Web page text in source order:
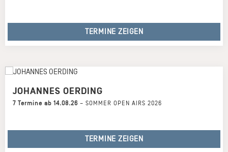
TERMINE ZEIGEN
JOHANNES OERDING
7 Termine ab 14.08.26 – SOMMER OPEN AIRS 2026
TERMINE ZEIGEN